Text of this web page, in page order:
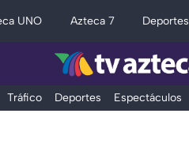
UNO Azteca 7 Deportes
Tráfico Deportes Espectáculos